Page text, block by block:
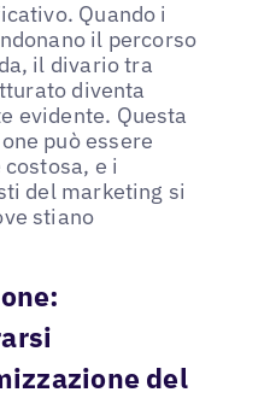
Quando i
il percorso
il divario tra
diventa
evidente. Questa
può essere
e i
del marketing si
stiano
del